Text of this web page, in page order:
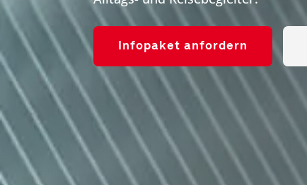
Infopaket anfordern